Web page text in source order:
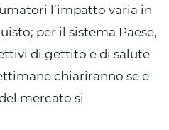
l’impatto varia in
per il sistema Paese,
di gettito e di salute
chiariranno se e
mercato si